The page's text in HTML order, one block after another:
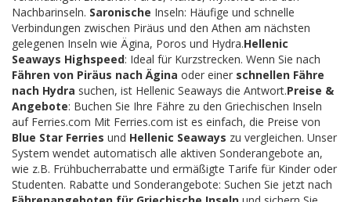
Nachbarinseln. Saronische Inseln: Häufige und schnelle
Verbindungen zwischen Piräus und den Athen am nächsten
gelegenen Inseln wie Ägina, Poros und Hydra.Hellenic
Seaways Highspeed: Ideal für Kurzstrecken. Wenn Sie nach
Fähren von Piräus nach Ägina oder einer schnellen Fähre
nach Hydra suchen, ist Hellenic Seaways die Antwort.Preise &
Angebote: Buchen Sie Ihre Fähre zu den Griechischen Inseln
auf Ferries.com Mit Ferries.com ist es einfach, die Preise von
Blue Star Ferries und Hellenic Seaways zu vergleichen. Unser
System wendet automatisch alle aktiven Sonderangebote an,
wie z.B. Frühbucherrabatte und ermäßigte Tarife für Kinder oder
Studenten. Rabatte und Sonderangebote: Suchen Sie jetzt nach